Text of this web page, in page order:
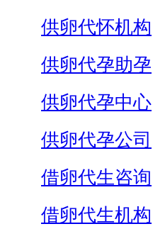
供卵代怀机构
供卵代孕助孕
供卵代孕中心
供卵代孕公司
借卵代生咨询
借卵代生机构